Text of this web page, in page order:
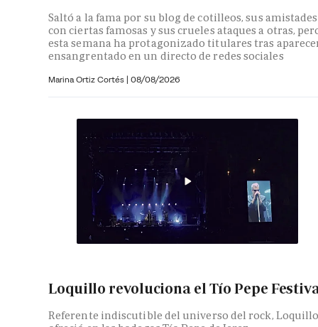
Saltó a la fama por su blog de cotilleos, sus amistades
con ciertas famosas y sus crueles ataques a otras,
esta semana ha protagonizado titulares tras
ensangrentado en un directo de redes sociales
Marina Ortiz Cortés | 08/08/2026
Loquillo revoluciona el Tío Pepe
Referente indiscutible del universo del rock,